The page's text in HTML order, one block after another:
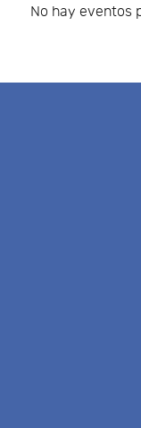
No hay eventos